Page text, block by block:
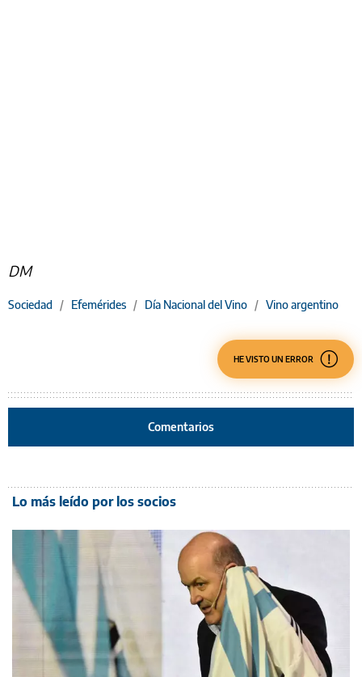
DM
Sociedad / Efemérides / Día Nacional del Vino / Vino argentino
HE VISTO UN ERROR
Comentarios
Lo más leído por los socios